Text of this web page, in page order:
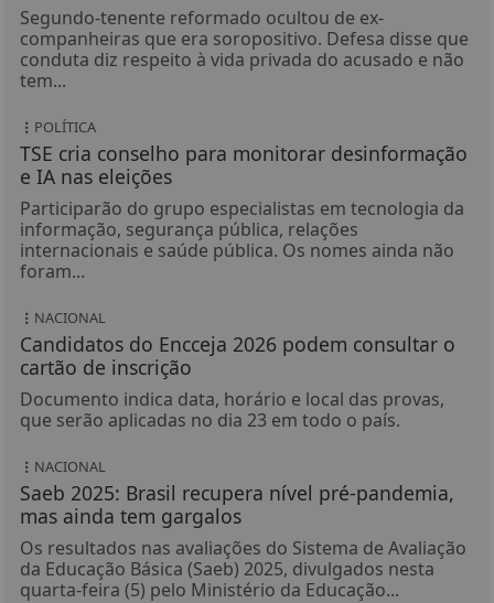
Segundo-tenente reformado ocultou de ex-
companheiras que era soropositivo. Defesa disse que
conduta diz respeito à vida privada do acusado e não
tem...
POLÍTICA
TSE cria conselho para monitorar desinformação
e IA nas eleições
Participarão do grupo especialistas em tecnologia da
informação, segurança pública, relações
internacionais e saúde pública. Os nomes ainda não
foram...
NACIONAL
Candidatos do Encceja 2026 podem consultar o
cartão de inscrição
Documento indica data, horário e local das provas,
que serão aplicadas no dia 23 em todo o país.
NACIONAL
Saeb 2025: Brasil recupera nível pré-pandemia,
mas ainda tem gargalos
Os resultados nas avaliações do Sistema de Avaliação
da Educação Básica (Saeb) 2025, divulgados nesta
quarta-feira (5) pelo Ministério da Educação...